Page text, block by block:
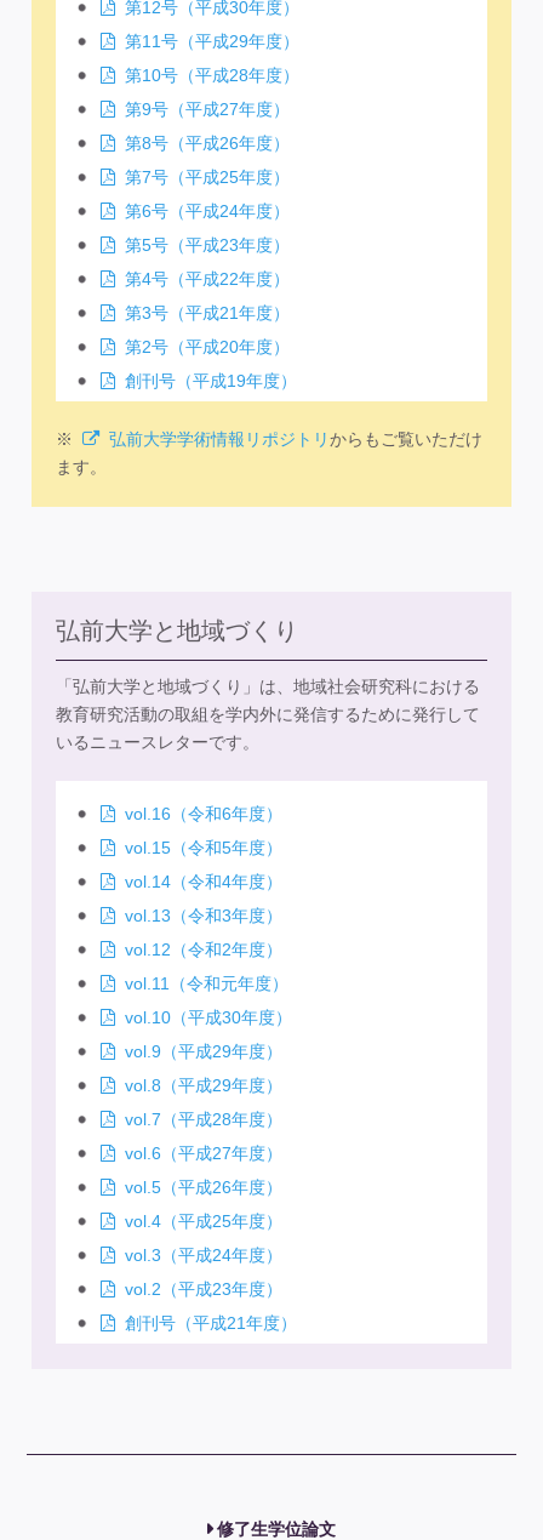
第12号（平成30年度）
第11号（平成29年度）
第10号（平成28年度）
第9号（平成27年度）
第8号（平成26年度）
第7号（平成25年度）
第6号（平成24年度）
第5号（平成23年度）
第4号（平成22年度）
第3号（平成21年度）
第2号（平成20年度）
創刊号（平成19年度）
※ 弘前大学学術情報リポジトリからもご覧いただけ
ます。
弘前大学と地域づくり
「弘前大学と地域づくり」は、地域社会研究科における
教育研究活動の取組を学内外に発信するために発行して
いるニュースレターです。
vol.16（令和6年度）
vol.15（令和5年度）
vol.14（令和4年度）
vol.13（令和3年度）
vol.12（令和2年度）
vol.11（令和元年度）
vol.10（平成30年度）
vol.9（平成29年度）
vol.8（平成29年度）
vol.7（平成28年度）
vol.6（平成27年度）
vol.5（平成26年度）
vol.4（平成25年度）
vol.3（平成24年度）
vol.2（平成23年度）
創刊号（平成21年度）
修了生学位論文